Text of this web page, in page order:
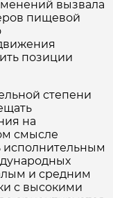
вызвала
пищевой
позиции
степени
на
смысле
исполнительным
и средним
с высокими